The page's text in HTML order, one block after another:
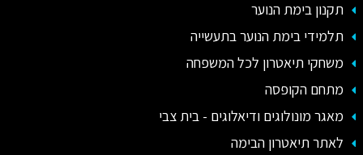
תקנון בימת הנוער
תלמידי בימת הנוער בתעשייה
משחקי תיאטרון לכל המשפחה
מתחם הקופסה
מאגר מונולוגים ודיאלוגים - בית צבי
לאתר תיאטרון הבימה